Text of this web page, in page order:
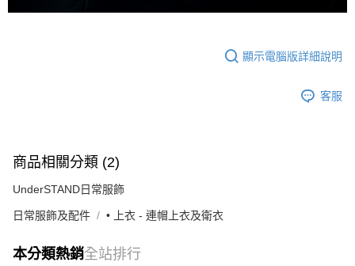
顯示電腦版詳細說明
客服
商品相關分類 (2)
UnderSTAND日常服飾
日常服飾及配件 • 上衣 - 連帽上衣及衛衣
本分類熱銷全站排行